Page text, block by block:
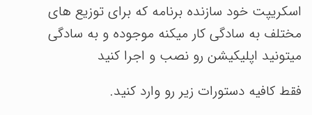
اسکریپت خود سازنده برنامه که برای توزیع های
مختلف به سادگی کار میکنه موجوده و به سادگی
میتونید اپلیکیشن رو نصب و اجرا کنید
فقط کافیه دستورات زیر رو وارد کنید.